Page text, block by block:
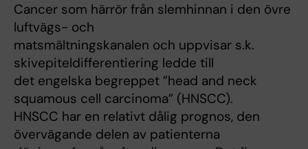
Cancer som härrör från slemhinnan i den övre
luftvägs- och
matsmältningskanalen och uppvisar s.k.
skivepiteldifferentiering ledde till
det engelska begreppet ”head and neck
squamous cell carcinoma” (HNSCC).
HNSCC har en relativt dålig prognos, den
övervägande delen av patienterna